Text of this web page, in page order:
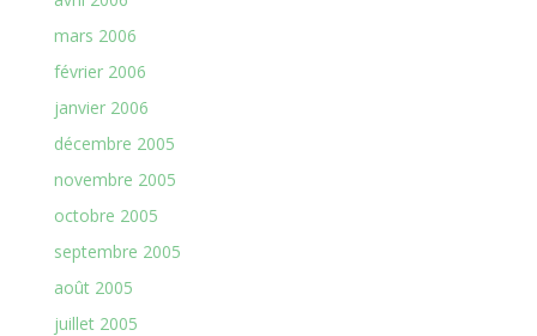
mars 2006
février 2006
janvier 2006
décembre 2005
novembre 2005
octobre 2005
septembre 2005
août 2005
juillet 2005